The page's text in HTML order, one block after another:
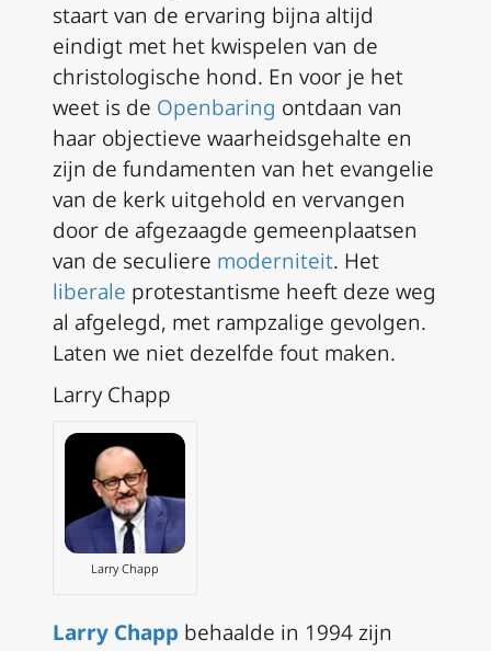
staart van de ervaring bijna altijd
eindigt met het kwispelen van de
christologische hond. En voor je het
weet is de Openbaring ontdaan van
haar objectieve waarheidsgehalte en
zijn de fundamenten van het evangelie
van de kerk uitgehold en vervangen
door de afgezaagde gemeenplaatsen
van de seculiere moderniteit. Het
liberale protestantisme heeft deze weg
al afgelegd, met rampzalige gevolgen.
Laten we niet dezelfde fout maken.
Larry Chapp
Larry Chapp
Larry Chapp behaalde in 1994 zijn